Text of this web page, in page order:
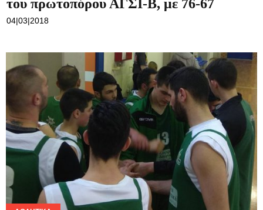
του πρωτοπόρου ΑΓΣΙ-Β, με 76-67
04|03|2018